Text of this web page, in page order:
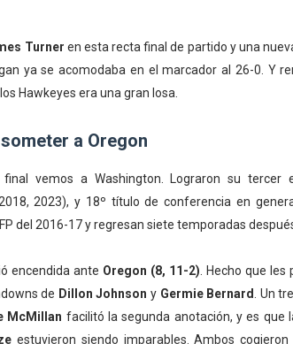
Turner en esta recta final de partido y una
ya se acomodaba en el marcador al 26-0. Y
Hawkeyes era una gran losa.
a Oregon
vemos a Washington. Lograron su tercer
2023), y 18º título de conferencia en
del 2016-17 y regresan siete temporadas
encendida ante Oregon (8, 11-2) . Hecho que
de Dillon Johnson y Germie Bernard
. Un
McMillan facilitó la segunda anotación, y es que
estuvieron siendo imparables. Ambos